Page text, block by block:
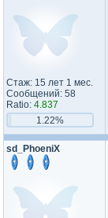
Стаж: 15 лет 1 мес.
Сообщений: 58
Ratio: 4.837
1.22%
sd_PhoeniX